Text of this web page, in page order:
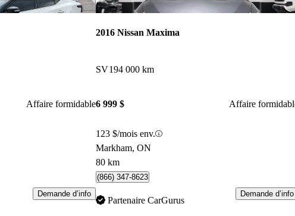
Enregistrer cette annonce
Affaire formidable
Demande d’info
2016 Nissan Maxima
SV194 000 km
6 999 $ Affaire
123 $/mois env.
Markham, ON
80 km
(866) 347-8623
Partenaire CarGurus
Demande d’info